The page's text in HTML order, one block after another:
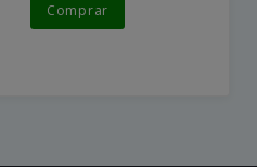
Comprar